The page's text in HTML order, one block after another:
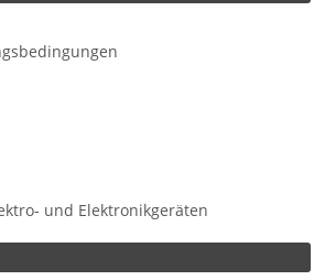
und Elektronikgeräten